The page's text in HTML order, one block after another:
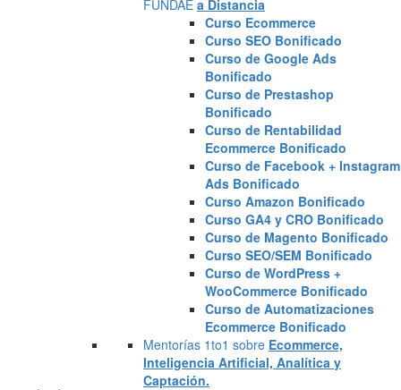
FUNDAE a Distancia
Curso Ecommerce
Curso SEO Bonificado
Curso de Google Ads
Bonificado
Curso de Prestashop
Bonificado
Curso de Rentabilidad
Ecommerce Bonificado
Curso de Facebook + Instagram
Ads Bonificado
Curso Amazon Bonificado
Curso GA4 y CRO Bonificado
Curso de Magento Bonificado
Curso SEO/SEM Bonificado
Curso de WordPress +
WooCommerce Bonificado
Curso de Automatizaciones
Ecommerce Bonificado
Mentorías 1to1 sobre Ecommerce,
Inteligencia Artificial, Analítica y
Captación.